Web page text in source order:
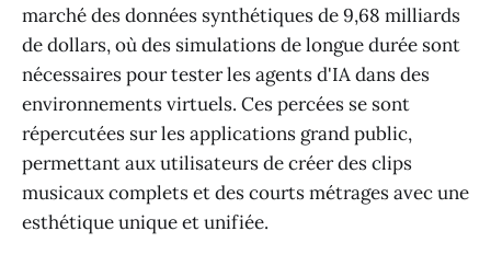
marché des données synthétiques de 9,68 milliards
de dollars, où des simulations de longue durée sont
nécessaires pour tester les agents d'IA dans des
environnements virtuels. Ces percées se sont
répercutées sur les applications grand public,
permettant aux utilisateurs de créer des clips
musicaux complets et des courts métrages avec une
esthétique unique et unifiée.